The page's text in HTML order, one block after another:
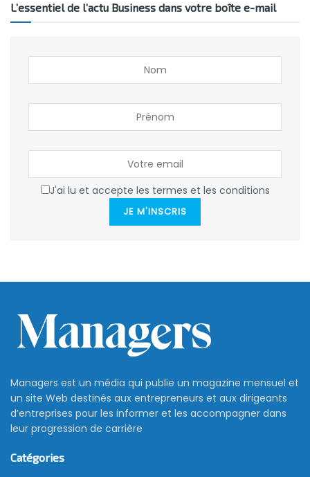
L’essentiel de l’actu Business dans votre boîte e-mail
J'ai lu et accepte les termes et les conditions
JE M'INSCRIS
Managers est un média qui publie un magazine mensuel et
un site Web destinés aux entrepreneurs et aux dirigeants
d’entreprises pour les informer et les accompagner dans
leur progression de carrière
Catégories